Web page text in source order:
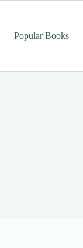
Popular Books